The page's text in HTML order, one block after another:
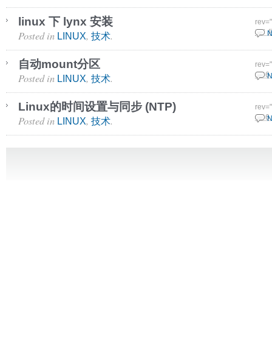
linux 下 lynx 安装
7 7
Posted in LINUX, 技术.
自动mount分区
26 6
Posted in LINUX, 技术.
Linux的时间设置与同步 (NTP)
12 6
Posted in LINUX, 技术.